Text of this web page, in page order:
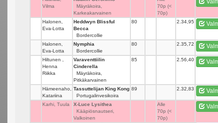
Vilma
Mäyräkoira,
Karkeakarvainen
70p (<
70p)
Halonen,
Eva-Lotta
Heddwyn Blissful
Becca
Bordercollie
80 2.34,95
Halonen,
Eva-Lotta
Nymphia
Bordercollie
80 2.35,72
Hiltunen ,
Henna
Riikka
Varaventtiilin
Cinderella
Mäyräkoira,
Pitkäkarvainen
85 2.56,40
Hämeenaho,
Katariina
Tassuttelijan King Kong
Portugalinvesikoira
89 2.32,83
Karhi, Tuula
X-Luce Lysithea
Kääpiösnautseri,
Valkoinen
Alle
70p (<
70p)